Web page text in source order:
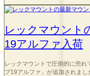
レックマウン
19アルファ入荷
レックマウントで圧倒的に売
プ19アルファ」が追加されま